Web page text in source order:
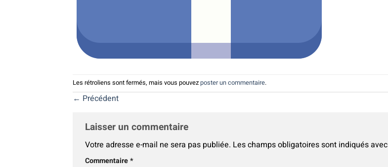
Les rétroliens sont fermés, mais vous pouvezposter un commentaire.
← Précédent
Laisser un commentaire
Votre adresse e-mail ne sera pas publiée. Les champs obligatoires sont indiqués avec
Commentaire*
Alternative: